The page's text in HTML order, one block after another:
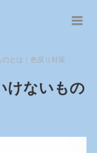
とは｜色戻り対策
けないもの